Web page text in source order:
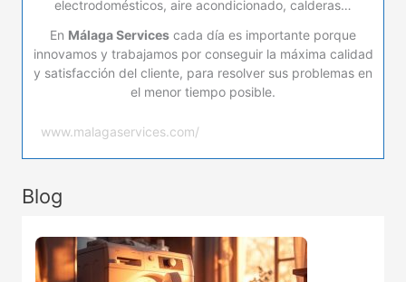
electrodomésticos, aire acondicionado, calderas…
En Málaga Services cada día es importante porque
innovamos y trabajamos por conseguir la máxima calidad
y satisfacción del cliente, para resolver sus problemas en
el menor tiempo posible.
www.malagaservices.com/
Blog